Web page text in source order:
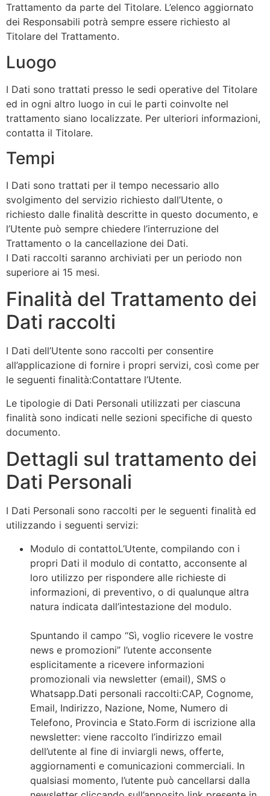
Trattamento da parte del Titolare. L’elenco aggiornato
dei Responsabili potrà sempre essere richiesto al
Titolare del Trattamento.
Luogo
I Dati sono trattati presso le sedi operative del Titolare
ed in ogni altro luogo in cui le parti coinvolte nel
trattamento siano localizzate. Per ulteriori informazioni,
contatta il Titolare.
Tempi
I Dati sono trattati per il tempo necessario allo
svolgimento del servizio richiesto dall’Utente, o
richiesto dalle finalità descritte in questo documento, e
l’Utente può sempre chiedere l’interruzione del
Trattamento o la cancellazione dei Dati.
I Dati raccolti saranno archiviati per un periodo non
superiore ai 15 mesi.
Finalità del Trattamento dei
Dati raccolti
I Dati dell’Utente sono raccolti per consentire
all’applicazione di fornire i propri servizi, così come per
le seguenti finalità:Contattare l’Utente.
Le tipologie di Dati Personali utilizzati per ciascuna
finalità sono indicati nelle sezioni specifiche di questo
documento.
Dettagli sul trattamento dei
Dati Personali
I Dati Personali sono raccolti per le seguenti finalità ed
utilizzando i seguenti servizi:
Modulo di contattoL’Utente, compilando con i
propri Dati il modulo di contatto, acconsente al
loro utilizzo per rispondere alle richieste di
informazioni, di preventivo, o di qualunque altra
natura indicata dall’intestazione del modulo.
Spuntando il campo “Sì, voglio ricevere le vostre
news e promozioni” l’utente acconsente
esplicitamente a ricevere informazioni
promozionali via newsletter (email), SMS o
Whatsapp.Dati personali raccolti:CAP, Cognome,
Email, Indirizzo, Nazione, Nome, Numero di
Telefono, Provincia e Stato.Form di iscrizione alla
newsletter: viene raccolto l’indirizzo email
dell’utente al fine di inviargli news, offerte,
aggiornamenti e comunicazioni commerciali. In
qualsiasi momento, l’utente può cancellarsi dalla